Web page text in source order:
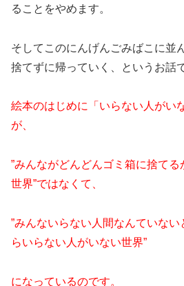
ることをやめます。
そしてこのにんげんごみばこに並
捨てずに帰っていく、というお話
絵本のはじめに「いらない人がい
が、
”みんながどんどんゴミ箱に捨て
世界”ではなくて、
”みんないらない人間なんていな
らいらない人がいない世界”
になっているのです。